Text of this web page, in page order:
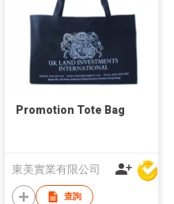
Promotion Tote Bag
東美實業有限公司
查詢